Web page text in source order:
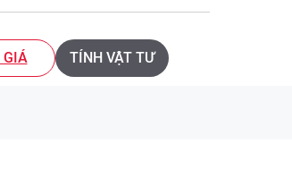
GIÁ TÍNH VẬT TƯ